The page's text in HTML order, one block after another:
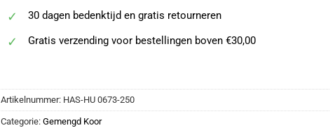
30 dagen bedenktijd en gratis retourneren
Gratis verzending voor bestellingen boven €30,00
Artikelnummer: HAS-HU 0673-250
Categorie: Gemengd Koor